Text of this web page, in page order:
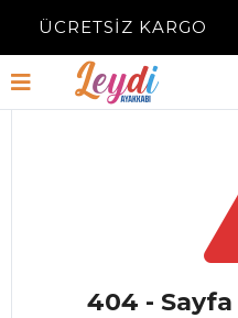
ÜCRETSİZ KARGO
404 -